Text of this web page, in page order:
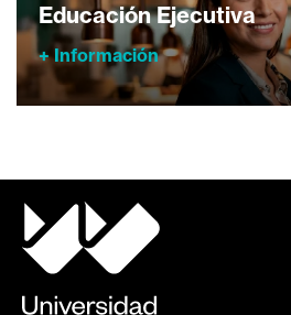
Educación Ejecutiva
+ Información